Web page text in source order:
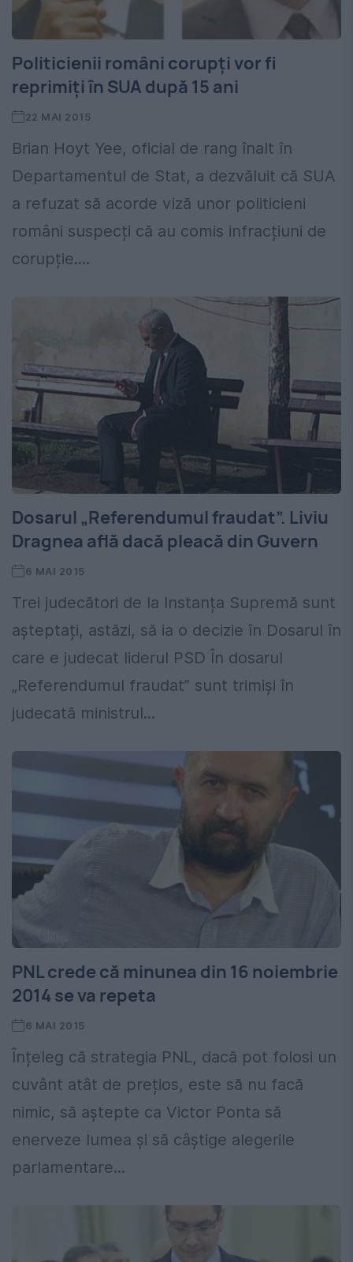
Politicienii români corupți vor fi
reprimiți în SUA după 15 ani
22 MAI 2015
Brian Hoyt Yee, oficial de rang înalt în
Departamentul de Stat, a dezvăluit că SUA
a refuzat să acorde viză unor politicieni
români suspecți că au comis infracțiuni de
corupție....
Dosarul „Referendumul fraudat”. Liviu
Dragnea află dacă pleacă din Guvern
6 MAI 2015
Trei judecători de la Instanța Supremă sunt
așteptați, astăzi, să ia o decizie în Dosarul în
care e judecat liderul PSD În dosarul
„Referendumul fraudat” sunt trimiși în
judecată ministrul...
PNL crede că minunea din 16 noiembrie
2014 se va repeta
6 MAI 2015
Înțeleg că strategia PNL, dacă pot folosi un
cuvânt atât de prețios, este să nu facă
nimic, să aștepte ca Victor Ponta să
enerveze lumea și să câștige alegerile
parlamentare...